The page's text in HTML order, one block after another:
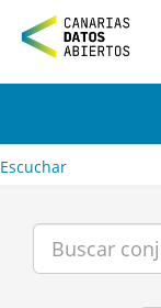
n
tEscuchar